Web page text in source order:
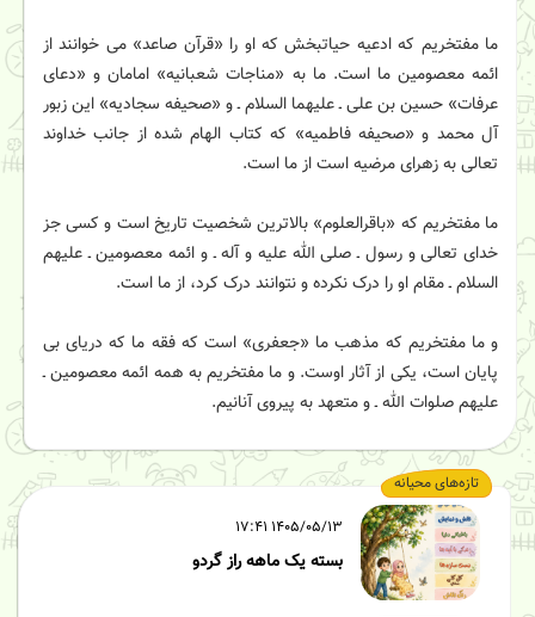
ما مفتخریم که ادعیه حیاتبخش که او را «قرآن صاعد»‏‎ ‎‏می خوانند از
ائمه معصومین ما است. ما به «مناجات‏‎ ‎‏شعبانیه» امامان و «دعای
عرفات» حسین بن‏ علی ـ علیهما السلام ـ و «صحیفه سجادیه» این زبور
آل‏‎ ‎‏محمد و «صحیفه فاطمیه» که کتاب الهام شده از جانب‏‎ ‎‏خداوند
تعالی به زهرای مرضیه است از ما است.‏
ما مفتخریم که «باقرالعلوم» بالاترین شخصیت تاریخ‏‎ ‎‏است و کسی جز
خدای تعالی و رسول ـ صلی الله علیه و آله ـ‏‎ ‎‏و ائمه معصومین ـ علیهم
السلام ـ مقام او را درک نکرده و‏‎ ‎‏نتوانند درک کرد، از ما است.‏
و ما مفتخریم که مذهب ما «جعفری» است که فقه ما که‏‎ ‎‏دریای بی
پایان است، یکی از آثار اوست. و ما مفتخریم به‏‎ ‎‏همه ائمه معصومین ـ
علیهم صلوات الله ـ و متعهد به پیروی‏‎ ‎‏آنانیم.
تازه‌های محیانه
۱۴۰۵/۰۵/۱۳ ۱۷:۴۱
بسته یک ماهه راز گردو